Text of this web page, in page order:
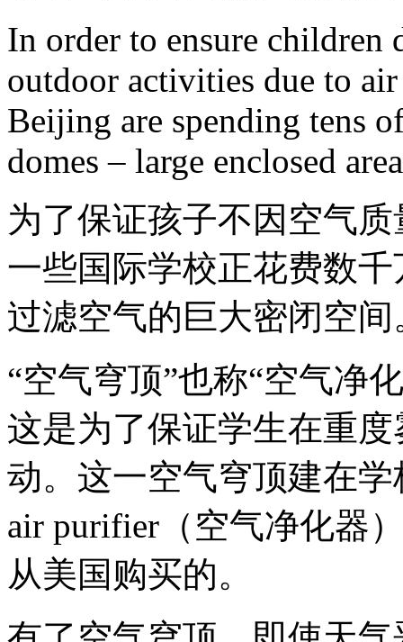
In order to ensure children
outdoor activities due to
Beijing are spending tens
domes – large enclosed
为了保证孩子不因空气
一些国际学校正花费数
过滤空气的巨大密闭空间
“空气穹顶”也称“空气净
这是为了保证学生在重
动。这一空气穹顶建在
air purifier（空气净化器
从美国购买的。